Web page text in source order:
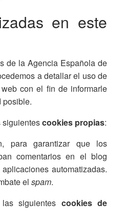
en este
de la Agencia Española de
a detallar el uso de
con el fin de informarle
posible.
siguientescookies propias:
para garantizar que los
comentarios en el blog
automatizadas.
el spam.
siguientes cookies de